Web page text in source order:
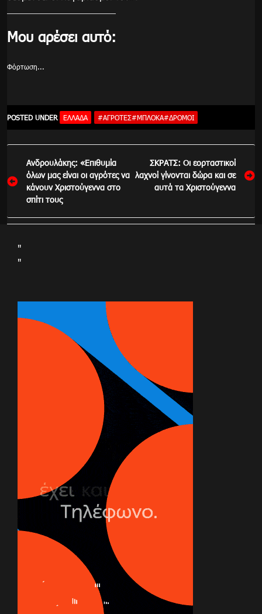
Μου αρέσει αυτό:
Φόρτωση...
POSTED UNDER ΕΛΛΆΔΑ #ΑΓΡΌΤΕΣ#ΜΠΛΌΚΑ#ΔΡΌΜΟΙ
Πλοήγηση
άρθρων
Ανδρουλάκης: «Επιθυμία
όλων μας είναι οι αγρότες να
κάνουν Χριστούγεννα στο
σπίτι τους
ΣΚΡΑΤΣ: Οι εορταστικοί
λαχνοί γίνονται δώρα και σε
αυτά τα Χριστούγεννα
"
"